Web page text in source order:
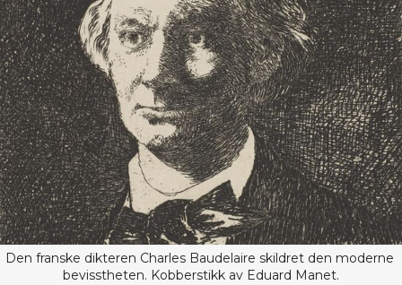
Den franske dikteren Charles Baudelaire skildret den moderne
bevisstheten. Kobberstikk av Eduard Manet.